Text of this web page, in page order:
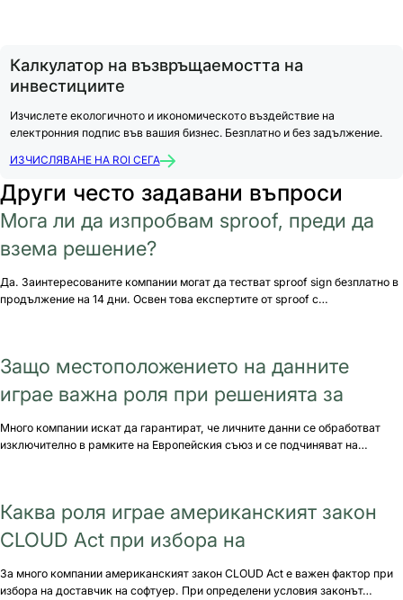
Калкулатор на възвръщаемостта на
инвестициите
Изчислете екологичното и икономическото въздействие на
електронния подпис във вашия бизнес. Безплатно и без задължение.
ИЗЧИСЛЯВАНЕ НА ROI СЕГА
Други често задавани въпроси
Мога ли да изпробвам sproof, преди да
взема решение?
Да. Заинтересованите компании могат да тестват sproof sign безплатно в
продължение на 14 дни. Освен това експертите от sproof с…
Защо местоположението на данните
играе важна роля при решенията за
Много компании искат да гарантират, че личните данни се обработват
изключително в рамките на Европейския съюз и се подчиняват на…
Каква роля играе американският закон
CLOUD Act при избора на
За много компании американският закон CLOUD Act е важен фактор при
избора на доставчик на софтуер. При определени условия законът…